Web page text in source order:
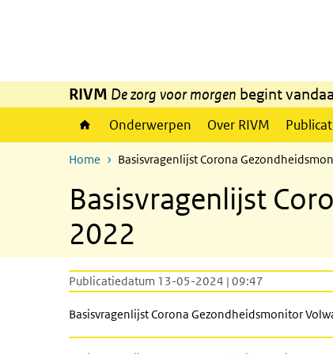
RIVM De zorg voor morgen begint
Onderwerpen Over RIVM
Home Basisvragenlijst Corona
Basisvragenlijst
2022
Publicatiedatum 13-05-2024 | 09:47
Basisvragenlijst Corona Gezondheidsmonitor